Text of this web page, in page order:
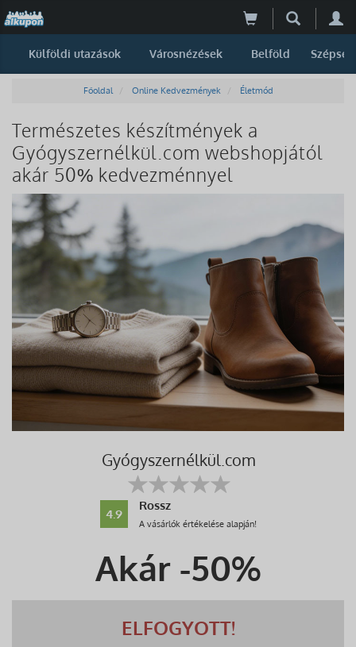
Külföldi utazások Városnézések Belföld Szépség
Főoldal Online Kedvezmények Életmód
Természetes készítmények a
Gyógyszernélkül.com webshopjától
akár 50% kedvezménnyel
Gyógyszernélkül.com
4.9
Rossz
A vásárlók értékelése alapján!
Akár -50%
ELFOGYOTT!